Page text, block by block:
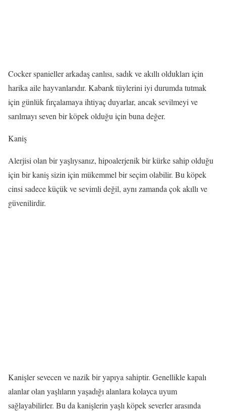
Cocker spanieller arkadaş canlısı, sadık ve akıllı oldukları için
harika aile hayvanlarıdır. Kabarık tüylerini iyi durumda tutmak
için günlük fırçalamaya ihtiyaç duyarlar, ancak sevilmeyi ve
sarılmayı seven bir köpek olduğu için buna değer.
Kaniş
Alerjisi olan bir yaşlıysanız, hipoalerjenik bir kürke sahip olduğu
için bir kaniş sizin için mükemmel bir seçim olabilir. Bu köpek
cinsi sadece küçük ve sevimli değil, aynı zamanda çok akıllı ve
güvenilirdir.
Kanişler sevecen ve nazik bir yapıya sahiptir. Genellikle kapalı
alanlar olan yaşlıların yaşadığı alanlara kolayca uyum
sağlayabilirler. Bu da kanişlerin yaşlı köpek severler arasında